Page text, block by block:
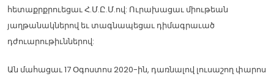
հետաքրքրուեցաւ Հ.Մ.Ը.Մ.ով: Ուրախացաւ միութեան
յաղթանակներով եւ տագնապեցաւ դիմագրաւած
դժուարութիւններով:
Ան մահացաւ 17 Օգոստոս 2020-ին, դառնալով լուսաշող փարոս